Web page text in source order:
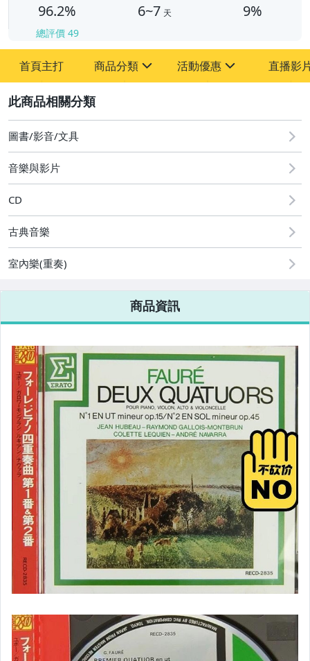
96.2%
總評價 49
6~7 天 9%
首頁主打 商品分類
其它
活動優惠
[全店] 粉絲專享
[全店] 週年慶
直播影
圖書/影音/文具
音樂與影片
CD
古典音樂
室內樂(重奏)
商品資訊